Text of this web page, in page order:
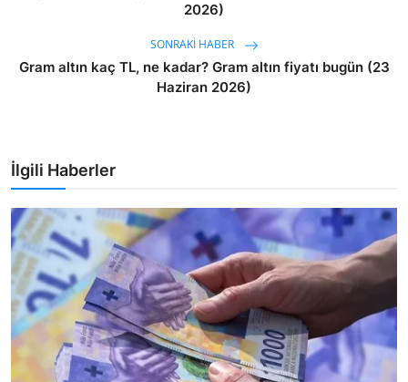
2026)
SONRAKI HABER
Gram altın kaç TL, ne kadar? Gram altın fiyatı bugün (23
Haziran 2026)
İlgili Haberler